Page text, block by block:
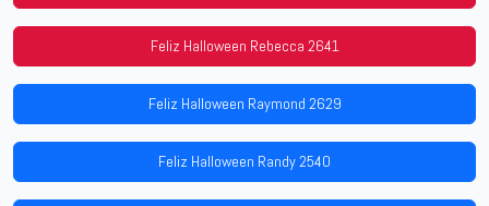
Feliz Halloween Rebecca 2641
Feliz Halloween Raymond 2629
Feliz Halloween Randy 2540